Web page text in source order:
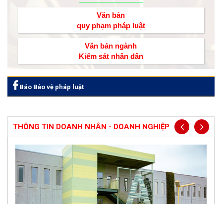
Văn bản
quy phạm pháp luật
Văn bản ngành
Kiểm sát nhân dân
Báo Bảo vệ pháp luật
THÔNG TIN DOANH NHÂN - DOANH NGHIỆP